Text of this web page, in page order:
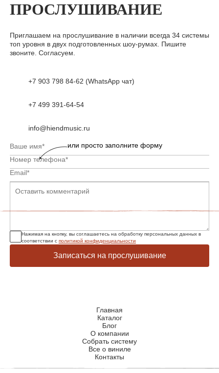
ПРОСЛУШИВАНИЕ
Приглашаем на прослушивание в наличии всегда 34 системы
топ уровня в двух подготовленных шоу-румах. Пишите
звоните. Согласуем.
+7 903 798 84-62 (WhatsApp чат)
+7 499 391-64-54
info@hiendmusic.ru
Нажимая на кнопку, вы соглашаетесь на обработку персональных данных в
соответствии с политикой конфиденциальности
Записаться на прослушивание
или просто заполните форму
Главная
Каталог
Блог
О компании
Собрать систему
Все о виниле
Контакты